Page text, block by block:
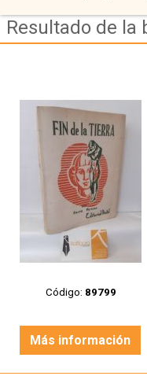
Código: 89799
Más información